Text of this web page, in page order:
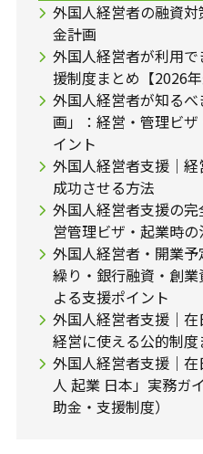
外国人経営者の融資
金計画
外国人経営者が利用
援制度まとめ【2026年
外国人経営者が知る
画」：経営・管理ビ
イント
外国人経営者支援｜
成功させる方法
外国人経営者支援の
営管理ビザ・起業時
外国人経営者・開業
繰り・銀行融資・創
よる支援ポイント
外国人経営者支援｜在
経営に使える公的制度
外国人経営者支援｜
人 起業 日本」実務ガ
助金・支援制度）